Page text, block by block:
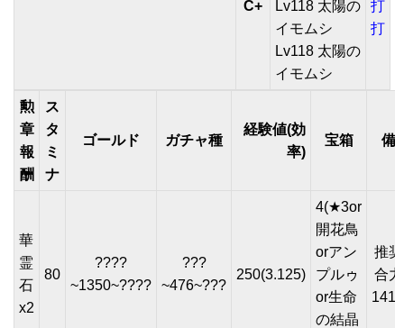
C+
Lv118 太陽の
イモムシ
Lv118 太陽の
イモムシ
打
打
勲
章
報
酬
ス
タ
ミ
ナ
ゴールド ガチャ種
経験値(効
率)
宝箱 備
華
霊
石
x2
80
????
~1350~????
???
~476~???
250(3.125)
4(★3or
開花鳥
orアン
プルゥ
or生命
の結晶
推
合